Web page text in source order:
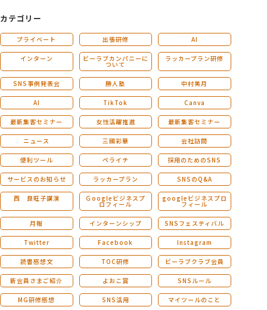
カテゴリー
プライベート 出張研修 AI
インターン ビーラブカンパニーに
ついて
ラッカープラン研修
SNS事例発表会 勝人塾 中村美月
AI TikTok Canva
最新集客セミナー 女性活躍推進 最新集客セミナー
ニュース 三國彩華 会社訪問
便利ツール ペライチ 採用のためのSNS
サービスのお知らせ ラッカープラン SNSのQ&A
西 良旺子講演 Ｇoogleビジネスプ
ロフィール
googleビジネスプロ
フィール
月報 インターンシップ SNSフェスティバル
Twitter Facebook Instagram
読書感想文 TOC研修 ビーラブクラブ会員
新会員さまご紹介 よおこ賞 SNSルール
MG研修感想 SNS活用 マイツールのこと